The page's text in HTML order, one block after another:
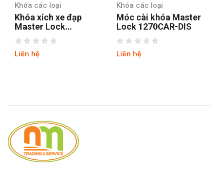
Khóa các loại
Khóa xích xe đạp
Master Lock
8392EURDPROCOL
Liên hệ
Khóa các loại
Móc cài khóa Master
Lock 1270CAR-DIS
Liên hệ